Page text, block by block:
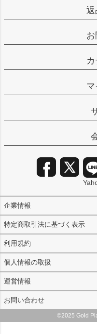
返
企業情報
特定商取引法に基づく表示
利用規約
個人情報の取扱
運営情報
お問い合わせ
©2025 Gold